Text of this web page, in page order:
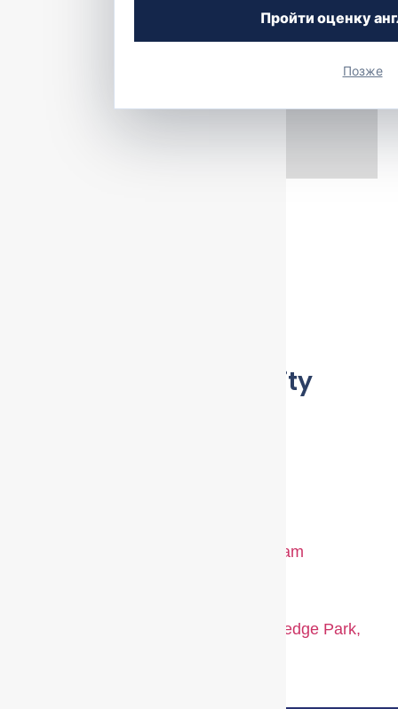
Пройти оценку
Позже
Medical Solidarity
122, 1st Floor, Block 02, Dubai Knowledge Park,